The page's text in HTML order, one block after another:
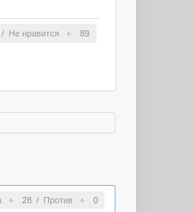
/ Не нравится 89
28/ Против 0